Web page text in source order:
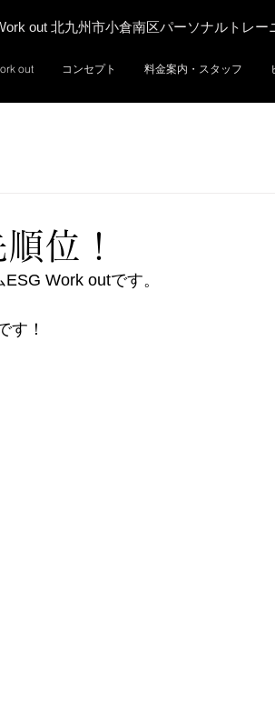
out 北九州市小倉南区パーソナルトレー
out コンセプト 料金案内・スタッフ
位！
Work outです。
す！